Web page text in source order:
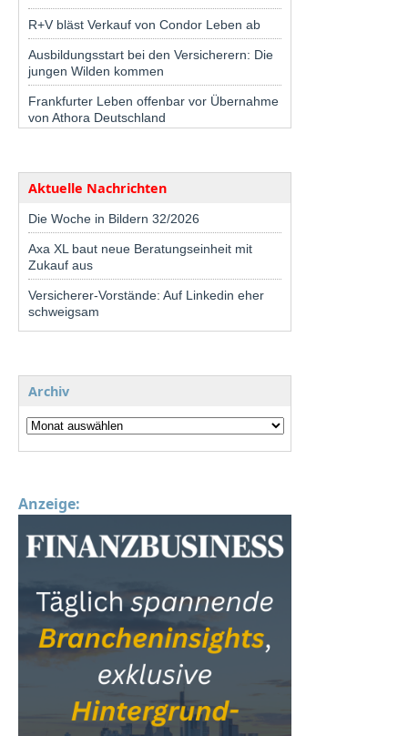
R+V bläst Verkauf von Condor Leben ab
Ausbildungsstart bei den Versicherern: Die
jungen Wilden kommen
Frankfurter Leben offenbar vor Übernahme
von Athora Deutschland
Aktuelle Nachrichten
Die Woche in Bildern 32/2026
Axa XL baut neue Beratungseinheit mit
Zukauf aus
Versicherer-Vorstände: Auf Linkedin eher
schweigsam
Archiv
Anzeige: